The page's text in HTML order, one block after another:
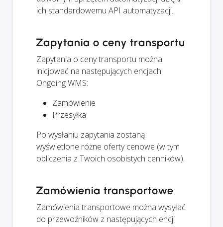
ich standardowemu API automatyzacji.
Zapytania o ceny transportu
Zapytania o ceny transportu można
inicjować na następujących encjach
Ongoing WMS:
Zamówienie
Przesyłka
Po wysłaniu zapytania zostaną
wyświetlone różne oferty cenowe (w tym
obliczenia z Twoich osobistych cenników).
Zamówienia transportowe
Zamówienia transportowe można wysyłać
do przewoźników z następujących encji